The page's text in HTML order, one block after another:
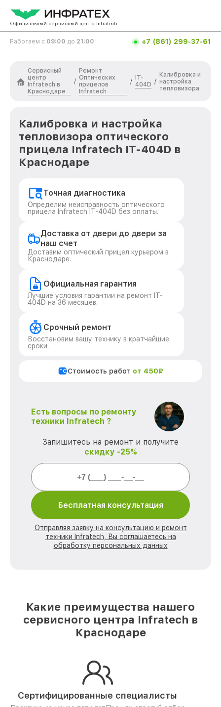
Официальный сервисный центр Infratech
Работаем с 09:00 до 21:00 +7 (861) 299-37-61
Сервисный
центр
Infratech в
Краснодаре
/
Ремонт
Оптических
прицелов
Infratech
/
IT-
404D /
Калибровка и
настройка
тепловизора
Калибровка и настройка
тепловизора оптического
прицела Infratech IT-404D в
Краснодаре
Точная диагностика
Определим неисправность оптического
прицела Infratech IT-404D без оплаты.
Доставка от двери до двери за
наш счет
Доставим оптический прицел курьером в
Краснодаре.
Официальная гарантия
Лучшие условия гарантии на ремонт IT-
404D на 36 месяцев.
Срочный ремонт
Восстановим вашу технику в кратчайшие
сроки.
Стоимость работ от 450₽
Есть вопросы по ремонту
техники Infratech ?
Запишитесь на ремонт и получите
скидку -25%
Бесплатная консультация
Отправляя заявку на консультацию и ремонт
техники Infratech, Вы соглашаетесь на
обработку персональных данных
Какие преимущества нашего
сервисного центра Infratech в
Краснодаре
Сертифицированные специалисты